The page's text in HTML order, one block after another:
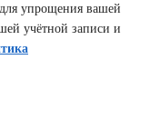
упрощения вашей
учётной записи и